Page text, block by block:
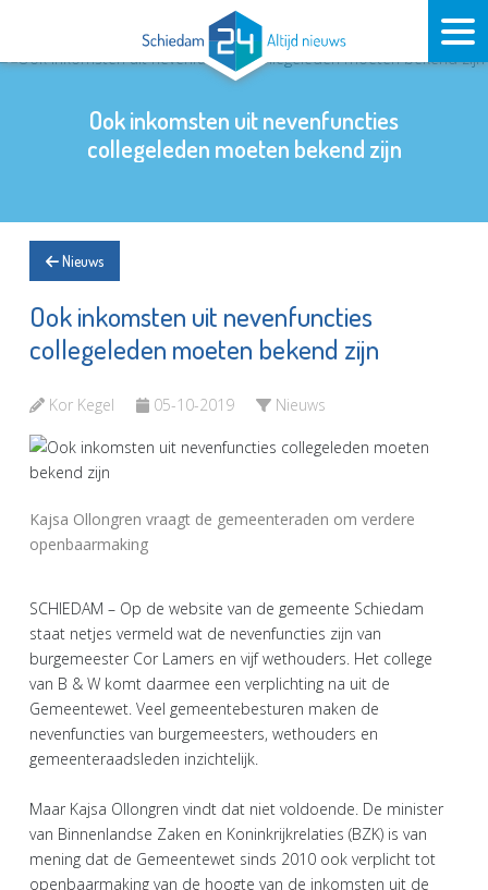
Ook inkomsten uit nevenfuncties
collegeleden moeten bekend zijn
Nieuws
Ook inkomsten uit nevenfuncties
collegeleden moeten bekend zijn
Kor Kegel 05-10-2019 Nieuws
Kajsa Ollongren vraagt de gemeenteraden om verdere
openbaarmaking
SCHIEDAM – Op de website van de gemeente Schiedam
staat netjes vermeld wat de nevenfuncties zijn van
burgemeester Cor Lamers en vijf wethouders. Het college
van B & W komt daarmee een verplichting na uit de
Gemeentewet. Veel gemeentebesturen maken de
nevenfuncties van burgemeesters, wethouders en
gemeenteraadsleden inzichtelijk.
Maar Kajsa Ollongren vindt dat niet voldoende. De minister
van Binnenlandse Zaken en Koninkrijkrelaties (BZK) is van
mening dat de Gemeentewet sinds 2010 ook verplicht tot
openbaarmaking van de hoogte van de inkomsten uit de